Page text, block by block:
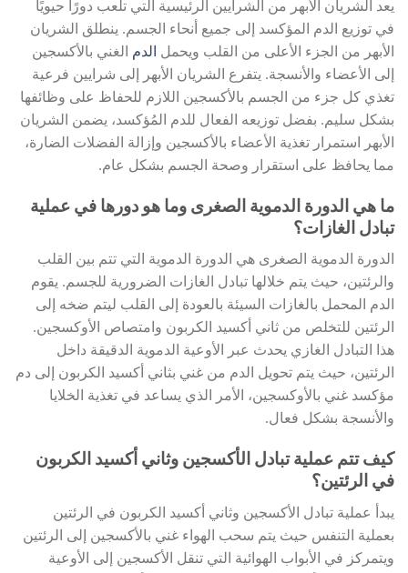
يعد الشريان الأبهر من الشرايين الرئيسية التي تلعب دورًا حيويًا
في توزيع الدم المؤكسد إلى جميع أنحاء الجسم. ينطلق الشريان
الأبهر من الجزء الأعلى من القلب ويحمل
الدم الغني بالأكسجين
إلى الأعضاء والأنسجة. يتفرع الشريان الأبهر إلى شرايين فرعية
تغذي كل جزء من الجسم بالأكسجين اللازم للحفاظ على وظائفها
بشكل سليم. بفضل توزيعه الفعال للدم المُؤكسد، يضمن الشريان
الأبهر استمرار تغذية الأعضاء بالأكسجين وإزالة الفضلات الضارة،
مما يحافظ على استقرار وصحة الجسم بشكل عام.
ما هي الدورة الدموية الصغرى وما هو دورها في عملية
تبادل الغازات؟
الدورة الدموية الصغرى هي الدورة الدموية التي تتم بين القلب
والرئتين، حيث يتم خلالها تبادل الغازات الضرورية للجسم. يقوم
الدم المحمل بالغازات السيئة بالعودة إلى القلب ليتم ضخه إلى
الرئتين للتخلص من ثاني أكسيد الكربون وامتصاص الأوكسجين.
هذا التبادل الغازي يحدث عبر الأوعية الدموية الدقيقة داخل
الرئتين، حيث يتم تحويل الدم من غني بثاني أكسيد الكربون إلى دم
مؤكسد غني بالأوكسجين، الأمر الذي يساعد في تغذية الخلايا
والأنسجة بشكل فعال.
كيف تتم عملية تبادل الأكسجين وثاني أكسيد الكربون
في الرئتين؟
يبدأ عملية تبادل الأكسجين وثاني أكسيد الكربون في الرئتين
بعملية التنفس حيث يتم سحب الهواء غني بالأكسجين إلى الرئتين
ويتمركز في الأبواب الهوائية التي تنقل الأكسجين إلى الأوعية